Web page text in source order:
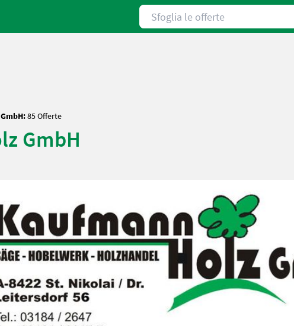
Sfoglia le offerte
85 Offerte
GmbH